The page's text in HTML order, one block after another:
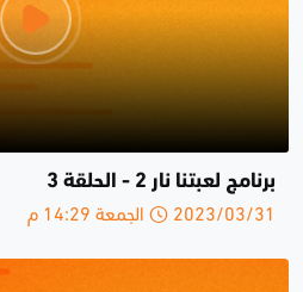
برنامج لعبتنا نار 2 - الحلقة 3
2023/03/31 الجمعة 14:29 م